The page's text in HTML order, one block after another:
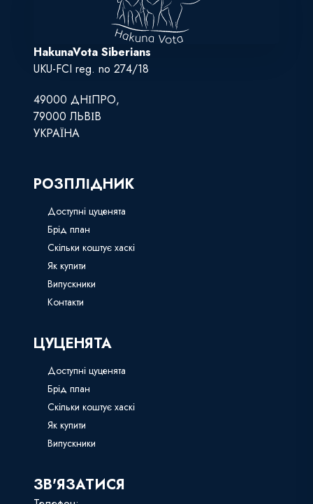
HakunaVota Siberians
UKU-FCI reg. no 274/18
49000 ДНІПРО,
79000 ЛЬВІВ
УКРАЇНА
РОЗПЛІДНИК
Доступні цуценята
Брід план
Скільки коштує хаскі
Як купити
Випускники
Контакти
ЦУЦЕНЯТА
Доступні цуценята
Брід план
Скільки коштує хаскі
Як купити
Випускники
ЗВ'ЯЗАТИСЯ